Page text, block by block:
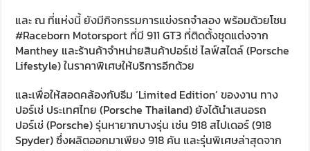
และ ณ ที่แห่งนี้ ยังมีกิจกรรมการแข่งรถจำลอง พร้อมด้วยโซน
#Raceborn Motorsport ที่มี 911 GT3 ที่ติดตั้งชุดแต่งจาก
Manthey และร้านค้าจำหน่ายสินค้าปอร์เช่ ไลฟ์สไตล์ (Porsche
Lifestyle) ในราคาพิเศษให้บริการอีกด้วย
และเพื่อให้สอดคล้องกับธีม ‘Limited Edition’ ของงาน ทาง
ปอร์เช่ ประเทศไทย (Porsche Thailand) ยังได้นำเสนอรถ
ปอร์เช่ (Porsche) รุ่นหายากบางรุ่น เช่น 918 สไปเดอร์ (918
Spyder) ซึ่งผลิตออกมาเพียง 918 คัน และรุ่นพิเศษล่าสุดจาก